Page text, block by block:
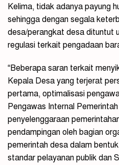
Kelima, tidak adanya payung
sehingga dengan segala
desa/perangkat desa dituntut
regulasi terkait pengadaan
“Beberapa saran terkait
Kepala Desa yang terjerat
pertama, optimalisasi
Pengawas Internal
penyelenggaraan
pendampingan oleh bagian
pemerintah desa dalam
standar pelayanan publik dan